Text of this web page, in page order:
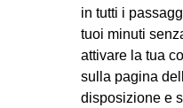
in tutti i
tuoi minuti
attivare la tua
sulla pagina
disposizione e